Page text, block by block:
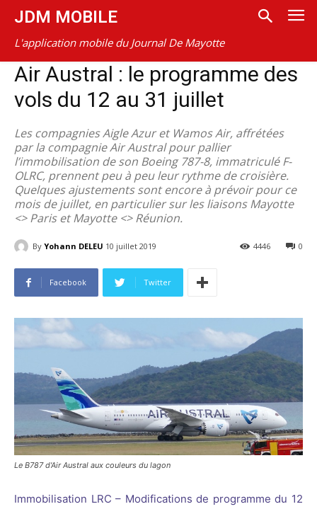
JDM MOBILE
L'application mobile du Journal De Mayotte
Air Austral : le programme des
vols du 12 au 31 juillet
Les compagnies Aigle Azur et Wamos Air, affrétées
par la compagnie Air Austral pour pallier
l’immobilisation de son Boeing 787-8, immatriculé F-
OLRC, prennent peu à peu leur rythme de croisière.
Quelques ajustements sont encore à prévoir pour ce
mois de juillet, en particulier sur les liaisons Mayotte
<> Paris et Mayotte <> Réunion.
By Yohann DELEU 10 juillet 2019 0
4446
Facebook Twitter
Le B787 d'Air Austral aux couleurs du lagon
Immobilisation LRC – Modifications de programme du 12